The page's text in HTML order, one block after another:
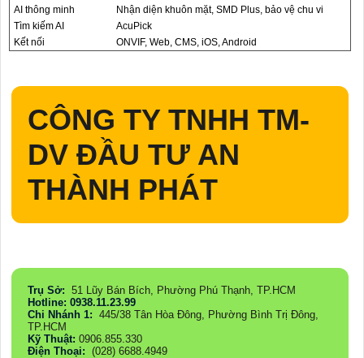
AI thông minh
Nhận diện khuôn mặt, SMD Plus, bảo vệ chu vi
Tìm kiếm AI
AcuPick
Kết nối
ONVIF, Web, CMS, iOS, Android
CÔNG TY TNHH TM-
DV ĐẦU TƯ AN
THÀNH PHÁT
Trụ Sở: 51 Lũy Bán Bích, Phường Phú Thạnh, TP.HCM
Hotline: 0938.11.23.99
Chi Nhánh 1: 445/38 Tân Hòa Đông, Phường Bình Trị Đông,
TP.HCM
Kỹ Thuật: 0906.855.330
Điện Thoại: (028) 6688.4949